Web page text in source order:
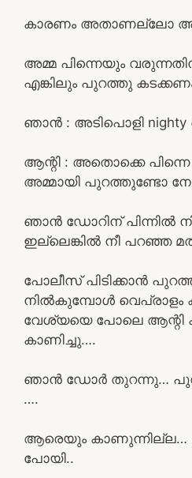
കാരണം അതാണല്ലോ
അമ്മ പിന്നെയും
എങ്കിലും പുറത്തു
ഞാൻ : അടിപൊളി
ആന്റി : അതൊക്കെ
അമ്മായി പുറത്തുണ്ടോ
ഞാൻ ഡോറിന് പിന്നിൽ
ഇല്ലെങ്കിൽ നീ പറഞ്ഞ
പോലീസ് പിടിക്കാൻ
നിൽകുമ്പോൾ വെപ്രാളം
വേശ്യയെ പോലെ ആന്റി
കാണിച്ചു….
ഞാൻ ഡോർ തുറന്നു…
….
ആരെയും കാണുന്നില്ല…
പോയി..